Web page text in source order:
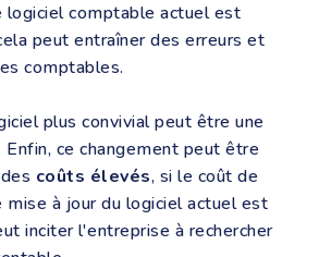
logiciel comptable actuel est
peut entraîner des erreurs et
comptables.
plus convivial peut être une
ce changement peut être
coûts élevés, si le coût de
mise à jour du logiciel actuel est
inciter l'entreprise à rechercher